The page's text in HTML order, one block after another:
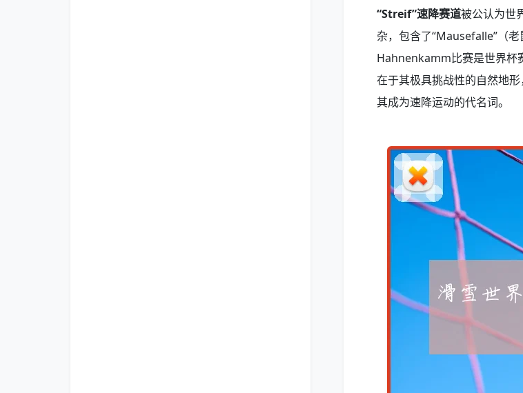
“Streif”速降赛道被公认为世
杂，包含了“Mausefalle”（
Hahnenkamm比赛是世界杯
在于其极具挑战性的自然地
其成为速降运动的代名词。